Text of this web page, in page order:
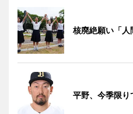
核廃絶願い「
平野、今季限